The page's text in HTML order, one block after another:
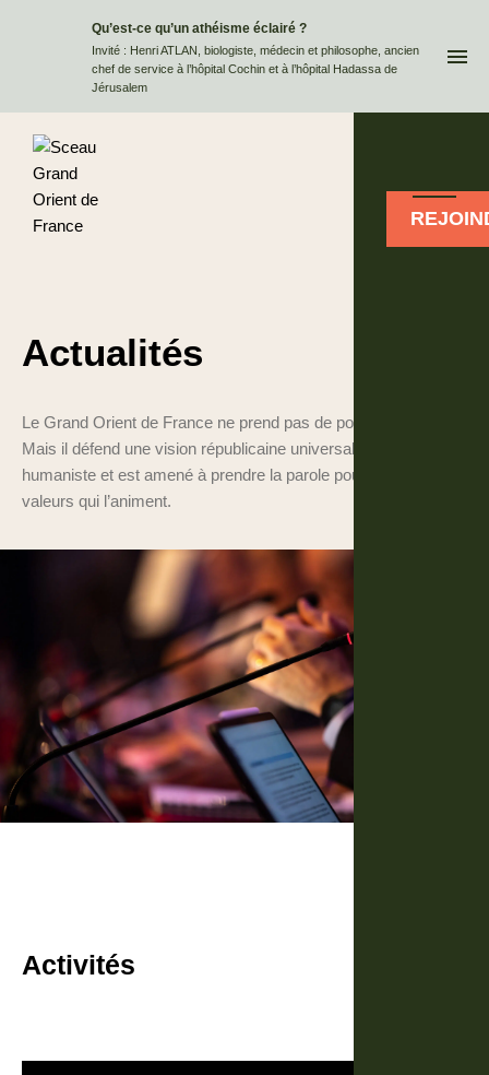
Qu’est-ce qu’un athéisme éclairé ?
Invité : Henri ATLAN, biologiste, médecin et philosophe, ancien
chef de service à l’hôpital Cochin et à l’hôpital Hadassa de
Jérusalem
Actualités
Le Grand Orient de France ne prend pas de position partisane.
Mais il défend une vision républicaine universaliste et
humaniste et est amené à prendre la parole pour défendre les
valeurs qui l’animent.
Activités